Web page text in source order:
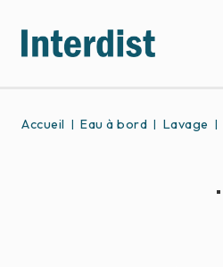
Accueil Eau à bord Lavage